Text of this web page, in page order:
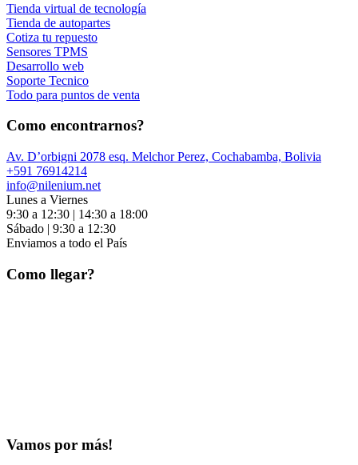
Tienda virtual de tecnología
Tienda de autopartes
Cotiza tu repuesto
Sensores TPMS
Desarrollo web
Soporte Tecnico
Todo para puntos de venta
Como encontrarnos?
Av. D’orbigni 2078 esq. Melchor Perez, Cochabamba, Bolivia
+591 76914214
info@nilenium.net
Lunes a Viernes
9:30 a 12:30 | 14:30 a 18:00
Sábado | 9:30 a 12:30
Enviamos a todo el País
Como llegar?
Vamos por más!